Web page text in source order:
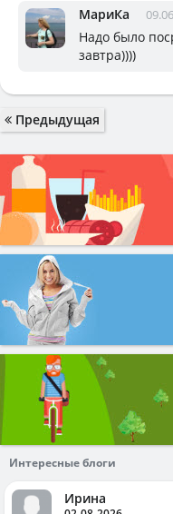
МариКа
Надо было
завтра))))
Предыдущая
Интересные блоги
Ирина